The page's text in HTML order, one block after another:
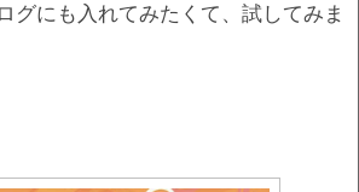
グにも入れてみたくて、試してみま